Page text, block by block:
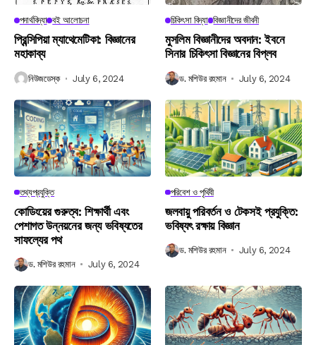
পদার্থবিদ্যা বই আলোচনা
প্রিন্সিপিয়া ম্যাথেমেটিকা: বিজ্ঞানের
মহাকাব্য
নিউজডেস্ক July 6, 2024
চিকিৎসা বিদ্যা বিজ্ঞানীদের জীবনী
মুসলিম বিজ্ঞানীদের অবদান: ইবনে
সিনার চিকিৎসা বিজ্ঞানের বিপ্লব
ড. মশিউর রহমান July 6, 2024
তথ্যপ্রযুক্তি
কোডিংয়ের গুরুত্ব: শিক্ষার্থী এবং
পেশাগত উন্নয়নের জন্য ভবিষ্যতের
সাফল্যের পথ
ড. মশিউর রহমান July 6, 2024
পরিবেশ ও পৃথিবী
জলবায়ু পরিবর্তন ও টেকসই প্রযুক্তি:
ভবিষ্যৎ রক্ষায় বিজ্ঞান
ড. মশিউর রহমান July 6, 2024